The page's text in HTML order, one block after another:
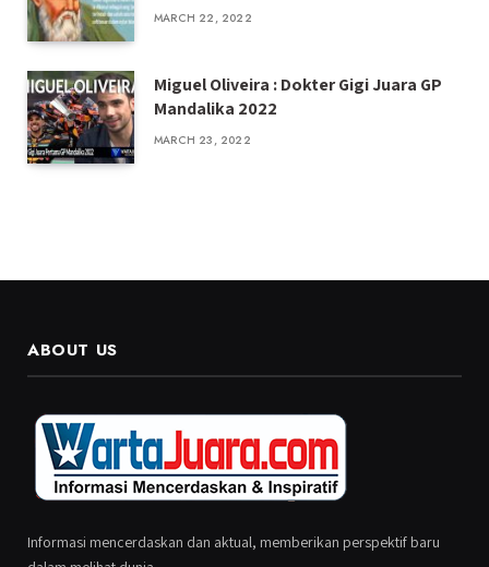
MARCH 22, 2022
Miguel Oliveira : Dokter Gigi Juara GP
Mandalika 2022
MARCH 23, 2022
ABOUT US
Informasi mencerdaskan dan aktual, memberikan perspektif baru